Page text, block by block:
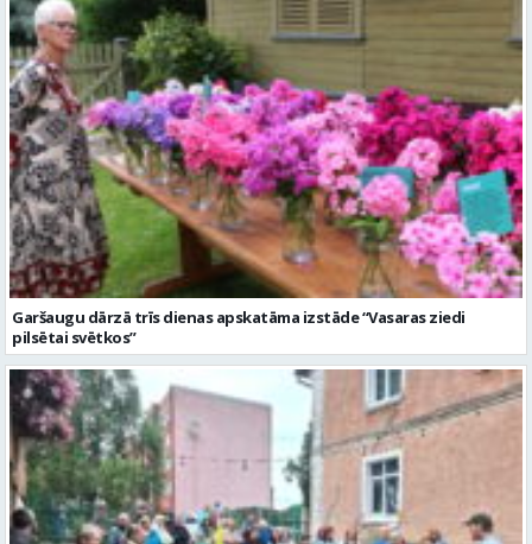
Garšaugu dārzā trīs dienas apskatāma izstāde “Vasaras ziedi
pilsētai svētkos”